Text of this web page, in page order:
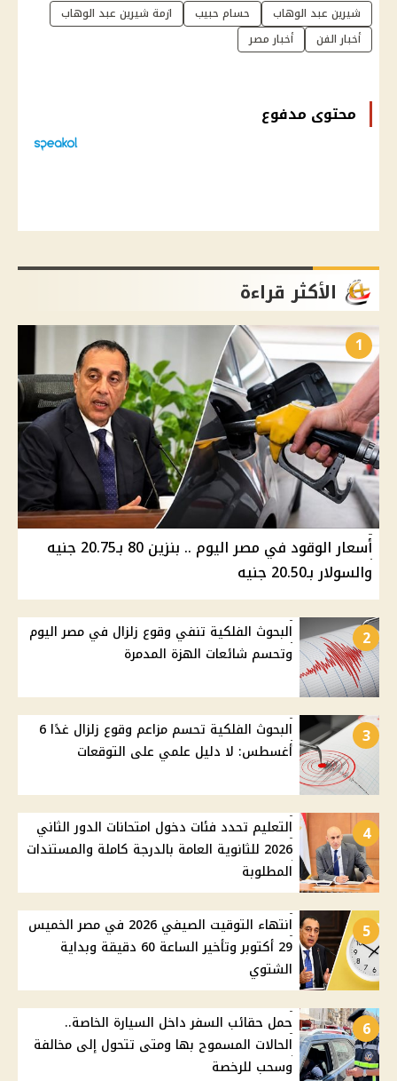
شيرين عبد الوهاب حسام حبيب
ازمة شيرين عبد الوهاب
أخبار الفن
أخبار مصر
محتوى مدفوع
الأكثر قراءة
1
أسعار الوقود في مصر اليوم .. بنزين 80 بـ20.75 جنيه
والسولار بـ20.50 جنيه
2
البحوث الفلكية تنفي وقوع زلزال في مصر اليوم
وتحسم شائعات الهزة المدمرة
3
البحوث الفلكية تحسم مزاعم وقوع زلزال غدًا 6
أغسطس: لا دليل علمي على التوقعات
4
التعليم تحدد فئات دخول امتحانات الدور الثاني
2026 للثانوية العامة بالدرجة كاملة والمستندات
المطلوبة
5
انتهاء التوقيت الصيفي 2026 في مصر الخميس
29 أكتوبر وتأخير الساعة 60 دقيقة وبداية
الشتوي
6
حمل حقائب السفر داخل السيارة الخاصة..
الحالات المسموح بها ومتى تتحول إلى مخالفة
وسحب للرخصة